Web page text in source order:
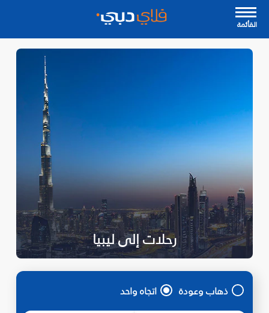
القأئمة
رحلات إلى ليبيا
ذهاب وعودة اتجاه واحد